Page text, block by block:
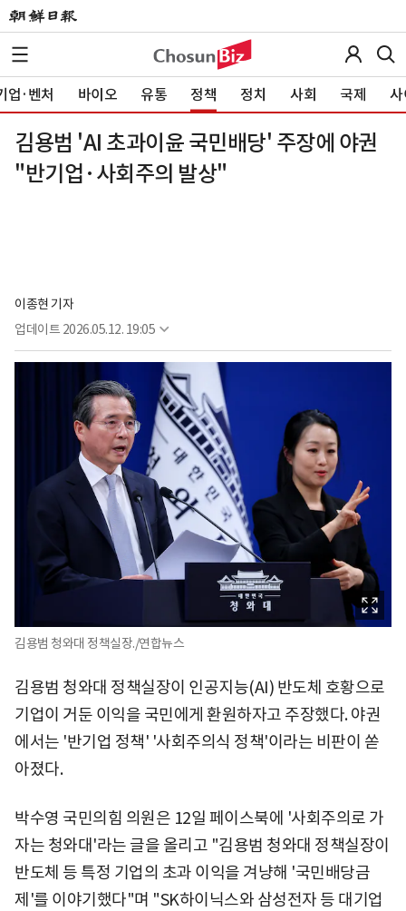
업·벤처 바이오 유통 정책 정치 사회 국제 사
김용범 'AI 초과이윤 국민배당' 주장에 야권
"반기업·사회주의 발상"
이종현 기자
업데이트 2026.05.12. 19:05
김용범 청와대 정책실장./연합뉴스
김용범 청와대 정책실장이 인공지능(AI) 반도체 호황으로
기업이 거둔 이익을 국민에게 환원하자고 주장했다. 야권
에서는 '반기업 정책' '사회주의식 정책'이라는 비판이 쏟
아졌다.
박수영 국민의힘 의원은 12일 페이스북에 '사회주의로 가
자는 청와대'라는 글을 올리고 "김용범 청와대 정책실장이
반도체 등 특정 기업의 초과 이익을 겨냥해 '국민배당금
제'를 이야기했다"며 "SK하이닉스와 삼성전자 등 대기업